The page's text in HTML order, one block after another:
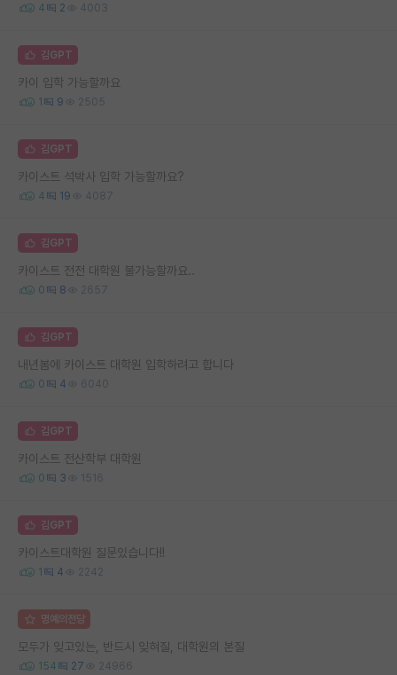
4 2 4003
김GPT
카이 입학 가능할까요
1 9 2505
김GPT
카이스트 석박사 입학 가능할까요?
4 19 4087
김GPT
카이스트 전전 대학원 불가능할까요..
0 8 2657
김GPT
내년봄에 카이스트 대학원 입학하려고 합니다
0 4 6040
김GPT
카이스트 전산학부 대학원
0 3 1516
김GPT
카이스트대학원 질문있습니다!!
1 4 2242
명예의전당
모두가 잊고있는, 반드시 잊혀질, 대학원의 본질
154 27 24966